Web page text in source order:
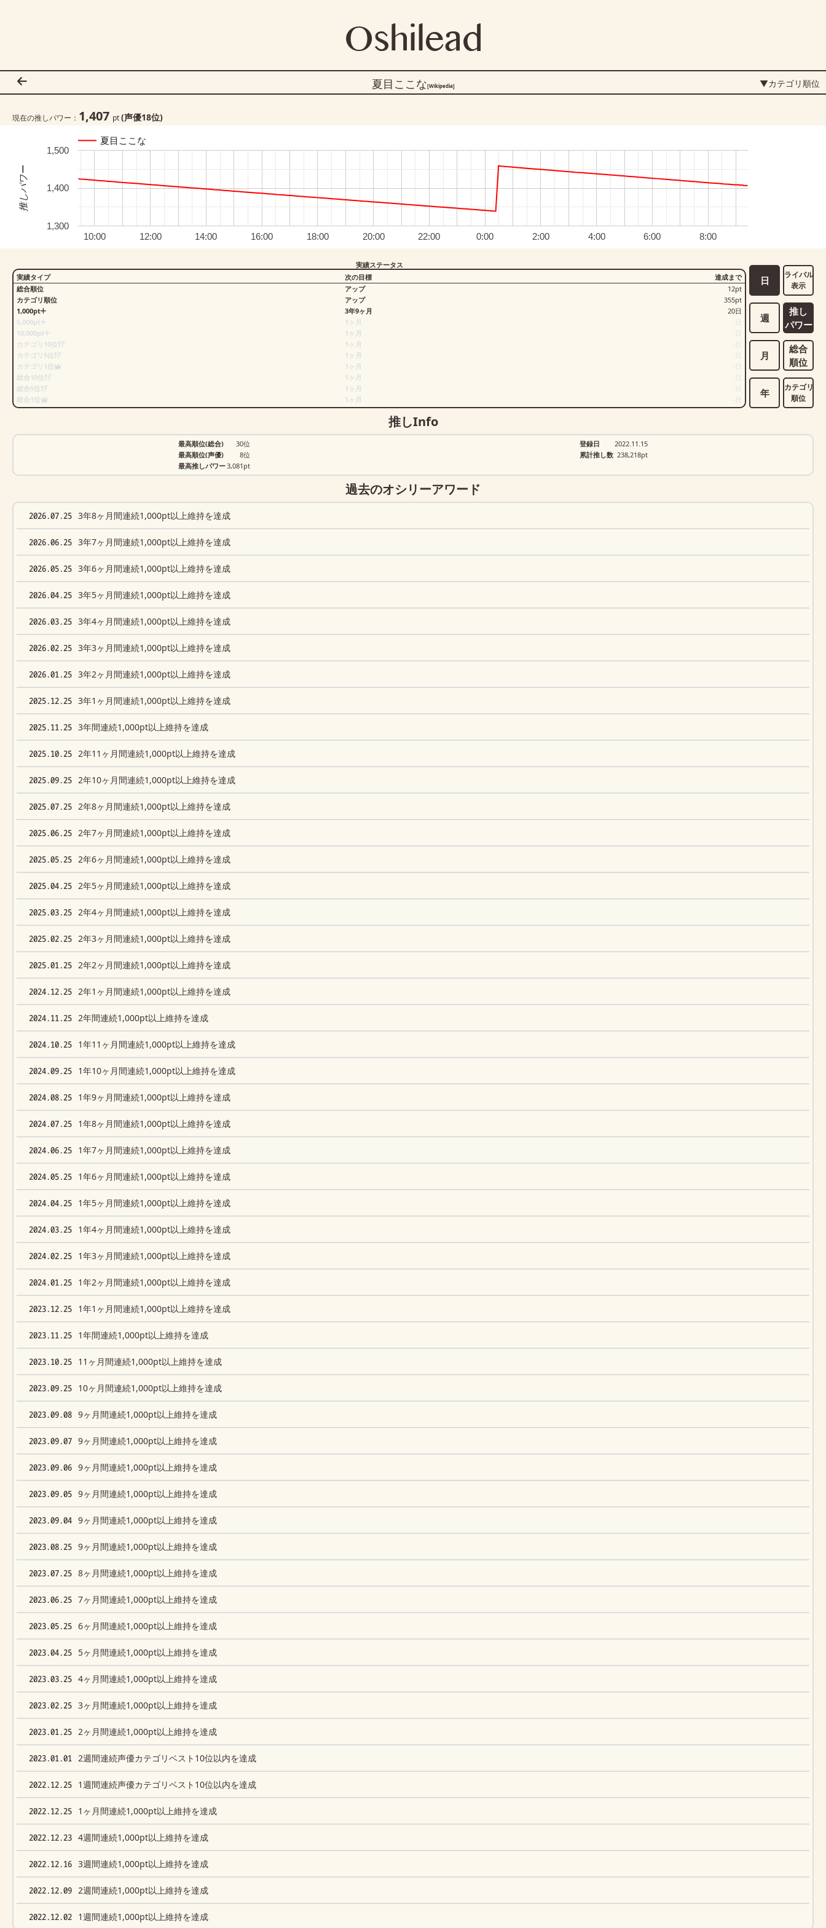
Oshilead
夏目ここな[Wikipedia] ▼カテゴリ順位
現在の推しパワー： 1,407 pt(声優18位)
夏目ここな
10:00 12:00 14:00 16:00 18:00 20:00 22:00 0:00 2:00 4:00 6:00 8:00
1,300
1,400
1,500
推しパワー
実績ステータス
実績タイプ
次の目標
達成まで
総合順位
アップ 12pt
カテゴリ順位
アップ 355pt
1,000pt
3年9ヶ月 20日
5,000pt
1ヶ月
日
10,000pt
1ヶ月
日
カテゴリ10位
1ヶ月
日
カテゴリ5位
1ヶ月
日
カテゴリ1位
1ヶ月
日
総合10位
1ヶ月
日
総合5位
1ヶ月
日
総合1位
1ヶ月 日
日
週
月
年
ライバル
表示
推し
パワー
総合
順位
カテゴリ
順位
推しInfo
最高順位(総合)
30位
最高順位(声優)
8位
最高推しパワー3,081pt
登録日
2022.11.15
累計推し数 238,218pt
過去のオシリーアワード
2026.07.25 3年8ヶ月間連続1,000pt以上維持を達成
2026.06.25 3年7ヶ月間連続1,000pt以上維持を達成
2026.05.25 3年6ヶ月間連続1,000pt以上維持を達成
2026.04.25 3年5ヶ月間連続1,000pt以上維持を達成
2026.03.25 3年4ヶ月間連続1,000pt以上維持を達成
2026.02.25 3年3ヶ月間連続1,000pt以上維持を達成
2026.01.25 3年2ヶ月間連続1,000pt以上維持を達成
2025.12.25 3年1ヶ月間連続1,000pt以上維持を達成
2025.11.25 3年間連続1,000pt以上維持を達成
2025.10.25 2年11ヶ月間連続1,000pt以上維持を達成
2025.09.25 2年10ヶ月間連続1,000pt以上維持を達成
2025.07.25 2年8ヶ月間連続1,000pt以上維持を達成
2025.06.25 2年7ヶ月間連続1,000pt以上維持を達成
2025.05.25 2年6ヶ月間連続1,000pt以上維持を達成
2025.04.25 2年5ヶ月間連続1,000pt以上維持を達成
2025.03.25 2年4ヶ月間連続1,000pt以上維持を達成
2025.02.25 2年3ヶ月間連続1,000pt以上維持を達成
2025.01.25 2年2ヶ月間連続1,000pt以上維持を達成
2024.12.25 2年1ヶ月間連続1,000pt以上維持を達成
2024.11.25 2年間連続1,000pt以上維持を達成
2024.10.25 1年11ヶ月間連続1,000pt以上維持を達成
2024.09.25 1年10ヶ月間連続1,000pt以上維持を達成
2024.08.25 1年9ヶ月間連続1,000pt以上維持を達成
2024.07.25 1年8ヶ月間連続1,000pt以上維持を達成
2024.06.25 1年7ヶ月間連続1,000pt以上維持を達成
2024.05.25 1年6ヶ月間連続1,000pt以上維持を達成
2024.04.25 1年5ヶ月間連続1,000pt以上維持を達成
2024.03.25 1年4ヶ月間連続1,000pt以上維持を達成
2024.02.25 1年3ヶ月間連続1,000pt以上維持を達成
2024.01.25 1年2ヶ月間連続1,000pt以上維持を達成
2023.12.25 1年1ヶ月間連続1,000pt以上維持を達成
2023.11.25 1年間連続1,000pt以上維持を達成
2023.10.25 11ヶ月間連続1,000pt以上維持を達成
2023.09.25 10ヶ月間連続1,000pt以上維持を達成
2023.09.08 9ヶ月間連続1,000pt以上維持を達成
2023.09.07 9ヶ月間連続1,000pt以上維持を達成
2023.09.06 9ヶ月間連続1,000pt以上維持を達成
2023.09.05 9ヶ月間連続1,000pt以上維持を達成
2023.09.04 9ヶ月間連続1,000pt以上維持を達成
2023.08.25 9ヶ月間連続1,000pt以上維持を達成
2023.07.25 8ヶ月間連続1,000pt以上維持を達成
2023.06.25 7ヶ月間連続1,000pt以上維持を達成
2023.05.25 6ヶ月間連続1,000pt以上維持を達成
2023.04.25 5ヶ月間連続1,000pt以上維持を達成
2023.03.25 4ヶ月間連続1,000pt以上維持を達成
2023.02.25 3ヶ月間連続1,000pt以上維持を達成
2023.01.25 2ヶ月間連続1,000pt以上維持を達成
2023.01.01 2週間連続声優カテゴリベスト10位以内を達成
2022.12.25 1週間連続声優カテゴリベスト10位以内を達成
2022.12.25 1ヶ月間連続1,000pt以上維持を達成
2022.12.23 4週間連続1,000pt以上維持を達成
2022.12.16 3週間連続1,000pt以上維持を達成
2022.12.09 2週間連続1,000pt以上維持を達成
2022.12.02 1週間連続1,000pt以上維持を達成